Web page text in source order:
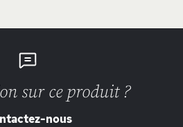
sur ce produit ?
nous